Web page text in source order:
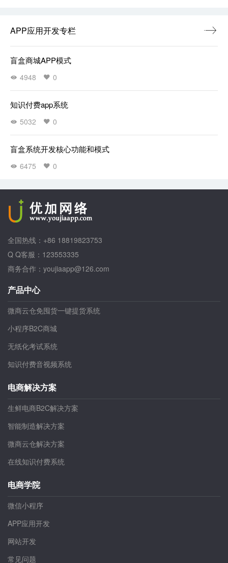
APP应用开发专栏
盲盒商城APP模式
4948 0
知识付费app系统
5032 0
盲盒系统开发核心功能和模式
6475 0
全国热线：+86 18819823753
Q Q客服：123553335
商务合作：youjiaapp@126.com
产品中心
微商云仓免囤货一键提货系统
小程序B2C商城
无纸化考试系统
知识付费音视频系统
电商解决方案
生鲜电商B2C解决方案
智能制造解决方案
微商云仓解决方案
在线知识付费系统
电商学院
微信小程序
APP应用开发
网站开发
常见问题